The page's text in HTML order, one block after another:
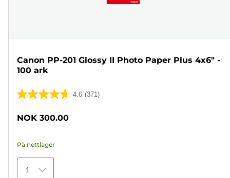
Canon PP-201 Glossy II Photo Paper Plus 4x6" -
100 ark
4.6 (371)
4.6
371
omtaler
NOK 300.00
På nettlager
1